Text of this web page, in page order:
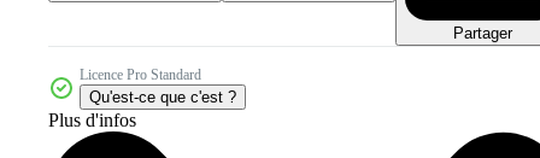
Partager
Licence Pro Standard
Qu'est-ce que c'est ?
Plus d'infos